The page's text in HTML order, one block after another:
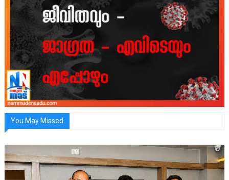
You May Missed